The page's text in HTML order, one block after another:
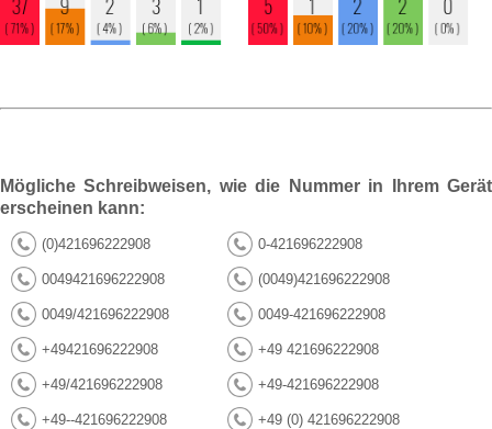
Mögliche Schreibweisen, wie die Nummer in Ihrem Gerät
erscheinen kann:
(0)421696222908 0-421696222908
0049421696222908 (0049)421696222908
0049/421696222908 0049-421696222908
+49421696222908 +49 421696222908
+49/421696222908 +49-421696222908
+49--421696222908 +49 (0) 421696222908